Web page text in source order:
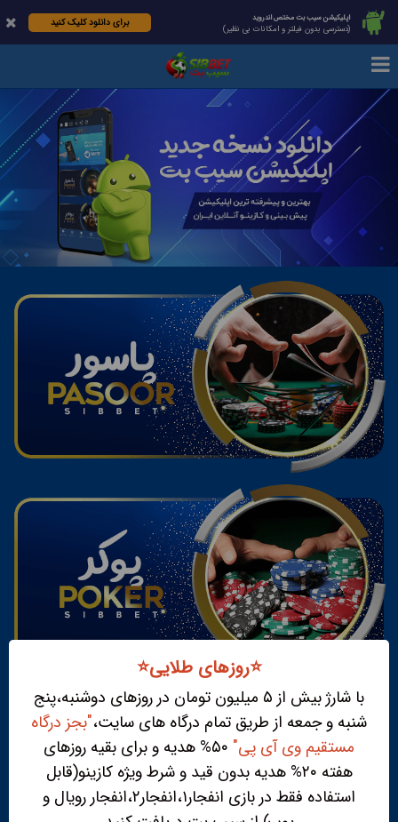
اپلیکیشن سیب بت مختص اندروید
(دسترسی بدون فیلتر و امکانات بی نظیر)
برای دانلود کلیک کنید
⭐️روزهای طلایی⭐️
با شارژ بیش از ۵ میلیون تومان در روزهای دوشنبه،پنج
شنبه و جمعه از طریق تمام درگاه های سایت،"بجز درگاه
مستقیم وی آی پی"
۵۰% هدیه و برای بقیه روزهای
هفته ۲۰% هدیه بدون قید و شرط ویژه کازینو(قابل
استفاده فقط در بازی انفجار۱،انفجار۲،انفجار رویال و